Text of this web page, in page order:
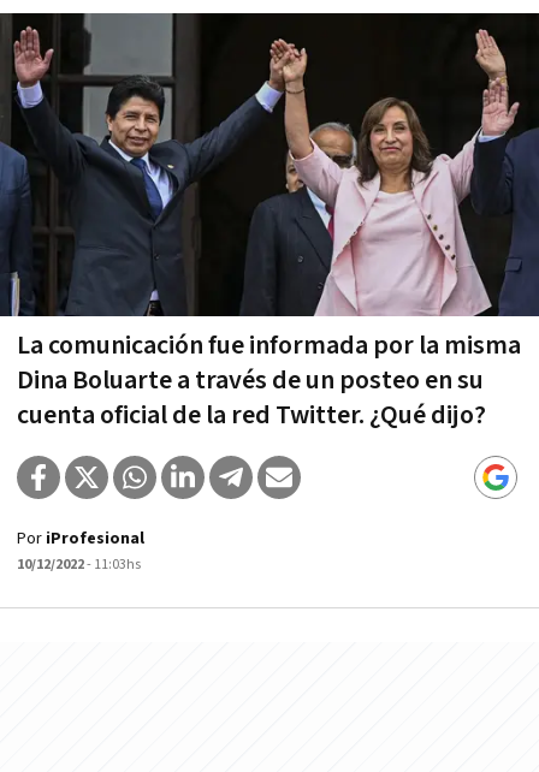
La comunicación fue informada por la misma
Dina Boluarte a través de un posteo en su
cuenta oficial de la red Twitter. ¿Qué dijo?
Por iProfesional
10/12/2022- 11:03hs